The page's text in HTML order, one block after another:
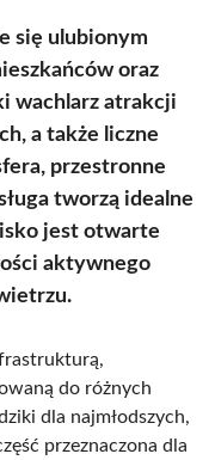
się ulubionym
oraz
wachlarz atrakcji
a także liczne
przestronne
tworzą idealne
jest otwarte
aktywnego
do różnych
dla najmłodszych,
przeznaczona dla